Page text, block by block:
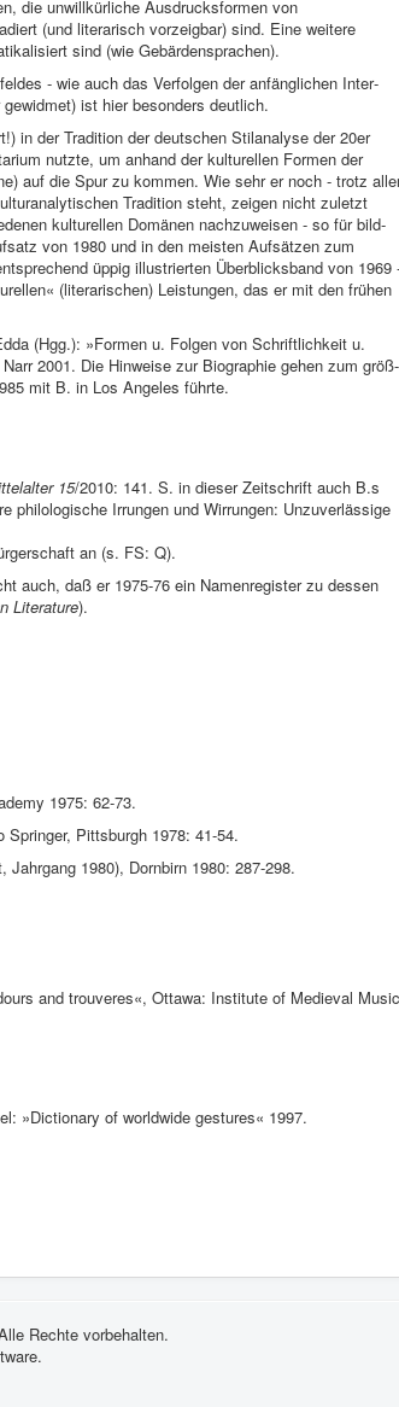
die unwillkürliche Ausdrucksformen von
(und literarisch vorzeigbar) sind. Eine weitere
sind (wie Gebärdensprachen).
- wie auch das Verfolgen der anfänglichen Inter­
ist hier besonders deutlich.
in der Tradition der deutschen Stil­analyse der 20er
nutzte, um an­hand der kulturellen Formen der
auf die Spur zu kom­men. Wie sehr er noch - trotz
Tradition steht, zeigen nicht zu­letzt
kulturellen Domänen nachzuweisen - so für bild­
von 1980 und in den meisten Auf­sätzen zum
üppig illu­strierten Über­blicksband von 1969
(literarischen) Leistun­gen, das er mit den frü­hen
(Hgg.): »Formen u. Folgen von Schriftlichkeit u.
2001. Die Hinweise zur Biographie gehen zum größ­
mit B. in Los Ange­les führte.
15/2010: 141. S. in dieser Zeitschrift auch B.s
philologische Irrungen und Wirrungen: Unzuverlässige
an (s. FS: Q).
auch, daß er 1975-76 ein Namenre­gister zu dessen
Literature).
1975: 62-73.
Pittsburgh 1978: 41-54.
1980), Dornbirn 1980: 287-298.
and trouveres«, Ottawa: Institute of Medieval Music
»Dictionary of worldwide gestures« 1997.
Rechte vorbehalten.